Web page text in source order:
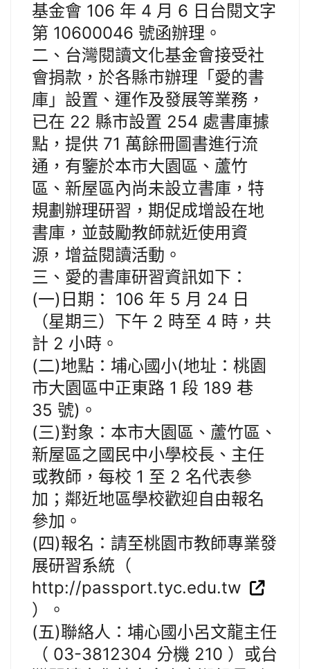
基金會 106 年 4 月 6 日台閱文字
第 10600046 號函辦理。
二、台灣閱讀文化基金會接受社
會捐款，於各縣市辦理「愛的書
庫」設置、運作及發展等業務，
已在 22 縣市設置 254 處書庫據
點，提供 71 萬餘冊圖書進行流
通，有鑒於本市大園區、蘆竹
區、新屋區內尚未設立書庫，特
規劃辦理研習，期促成增設在地
書庫，並鼓勵教師就近使用資
源，增益閱讀活動。
三、愛的書庫研習資訊如下：
(一)日期： 106 年 5 月 24 日
（星期三）下午 2 時至 4 時，共
計 2 小時。
(二)地點：埔心國小(地址：桃園
市大園區中正東路 1 段 189 巷
35 號)。
(三)對象：本市大園區、蘆竹區、
新屋區之國民中小學校長、主任
或教師，每校 1 至 2 名代表參
加；鄰近地區學校歡迎自由報名
參加。
(四)報名：請至桃園市教師專業發
展研習系統（
http://passport.tyc.edu.tw
）。
(五)聯絡人：埔心國小呂文龍主任
（ 03-3812304 分機 210 ）或台